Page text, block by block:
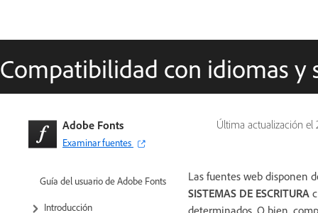
Compatibilidad con idiomas y
Última actualización el
Adobe Fonts
Examinar fuentes
Guía del usuario de Adobe Fonts
Introducción
Las fuentes web disponen
SISTEMAS DE ESCRITURA
determinados. O bien,